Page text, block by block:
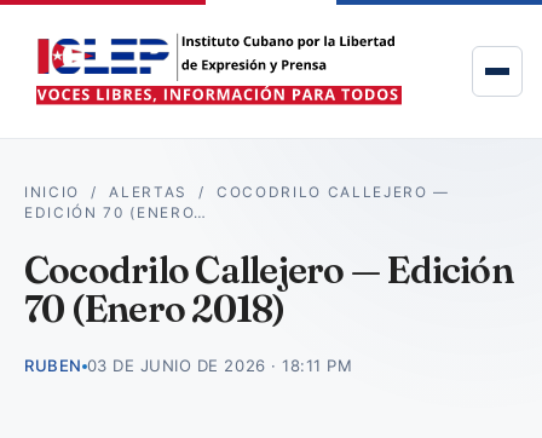
INICIO /ALERTAS /COCODRILO CALLEJERO —
EDICIÓN 70 (ENERO…
Cocodrilo Callejero — Edición
70 (Enero 2018)
RUBEN 03 DE JUNIO DE 2026 · 18:11 PM